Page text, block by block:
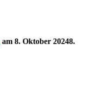
am 8. Oktober 20248.